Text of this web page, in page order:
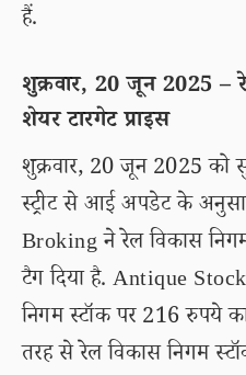
हैं.
शुक्रवार, 20 जून 2025 –
शेयर टारगेट प्राइस
शुक्रवार, 20 जून 2025
स्ट्रीट से आई अपडेट के
Broking ने रेल विकास
टैग दिया है. Antique
निगम स्टॉक पर 216 रुपये
तरह से रेल विकास निगम